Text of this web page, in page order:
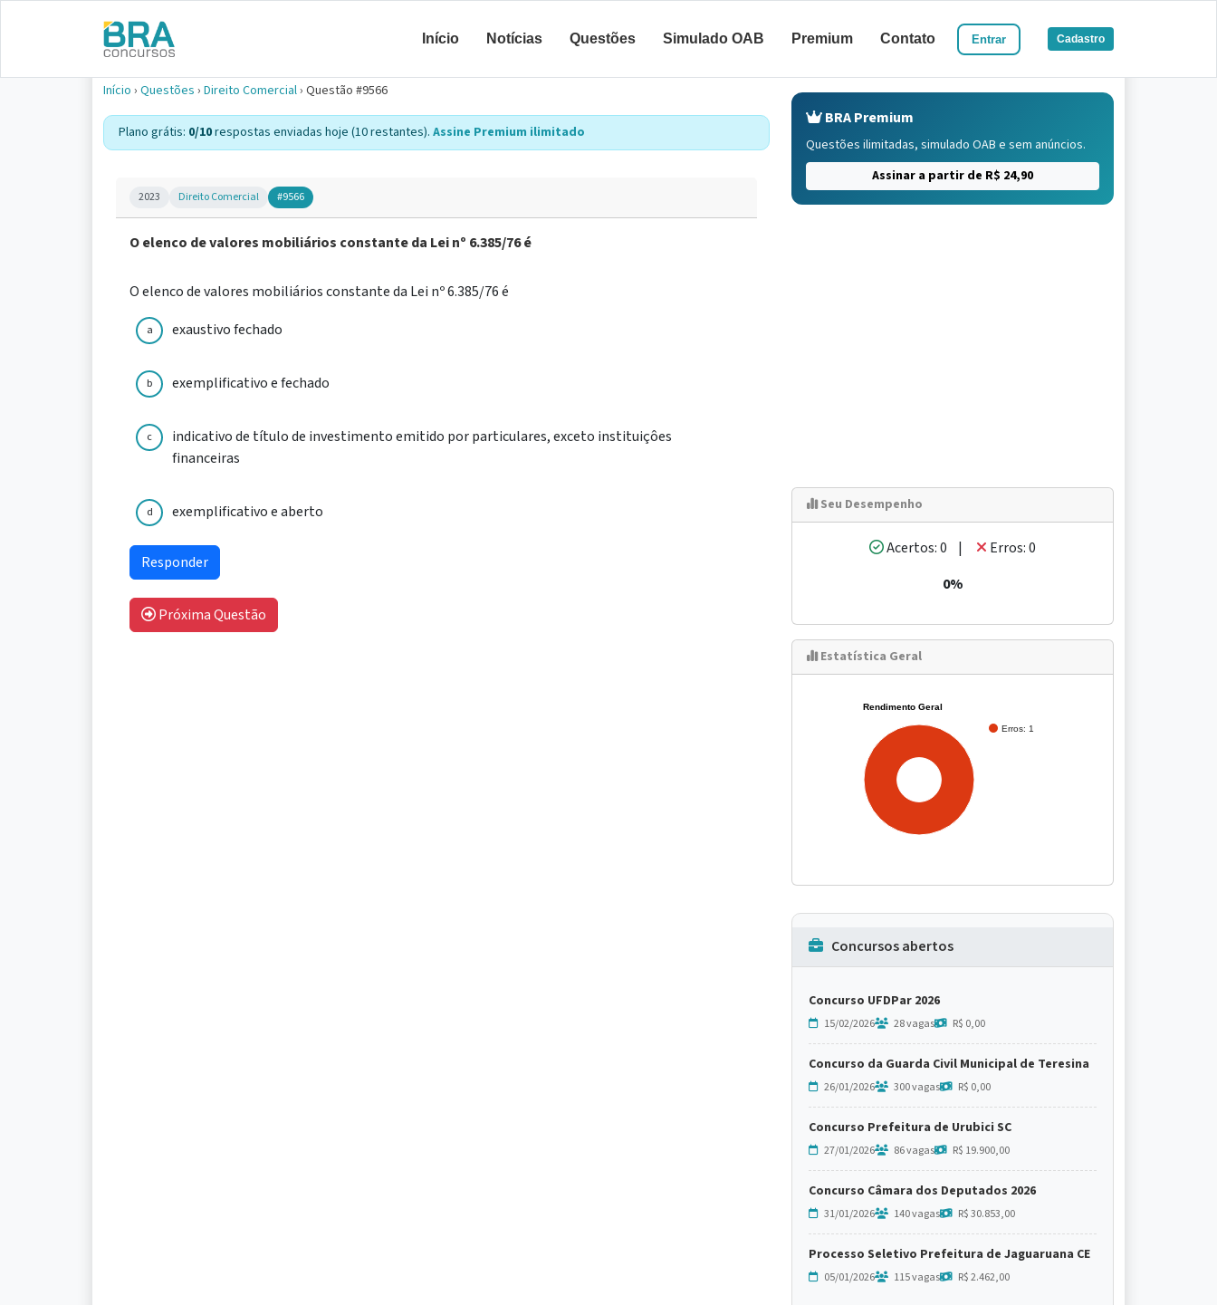
Início Notícias Questões Simulado OAB Premium Contato Entrar Cadastro
Início › Questões › Direito Comercial› Questão #9566
Plano grátis: 0/10respostas enviadas hoje (10 restantes). Assine Premium ilimitado
2023 Direito Comercial #9566
O elenco de valores mobiliários constante da Lei nº 6.385/76 é
O elenco de valores mobiliários constante da Lei nº 6.385/76 é
a exaustivo fechado
b exemplificativo e fechado
c
indicativo de título de investimento emitido por particulares, exceto instituiçôes
financeiras
d exemplificativo e aberto
Próxima Questão
BRA Premium
Questões ilimitadas, simulado OAB e sem anúncios.
Assinar a partir de R$ 24,90
Seu Desempenho
Acertos: 0 |
Erros: 0
0%
Estatística Geral
Rendimento Geral
Erros: 1
Concursos abertos
Concurso UFDPar 2026
15/02/2026 28 vagas R$ 0,00
Concurso da Guarda Civil Municipal de Teresina
26/01/2026 300 vagas R$ 0,00
Concurso Prefeitura de Urubici SC
27/01/2026 86 vagas R$ 19.900,00
Concurso Câmara dos Deputados 2026
31/01/2026 140 vagas R$ 30.853,00
Processo Seletivo Prefeitura de Jaguaruana CE
05/01/2026 115 vagas R$ 2.462,00